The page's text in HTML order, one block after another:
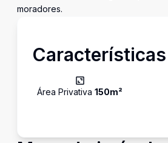
moradores.
Características
Área Privativa 150m²